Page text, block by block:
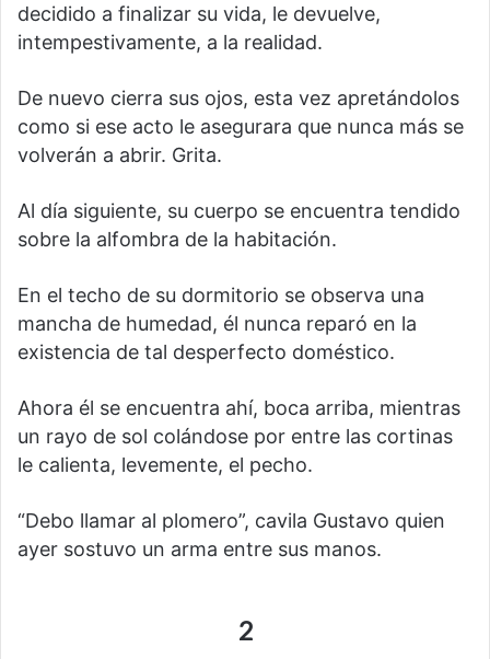
decidido a finalizar su vida, le devuelve,
intempestivamente, a la realidad.
De nuevo cierra sus ojos, esta vez apretándolos
como si ese acto le asegurara que nunca más se
volverán a abrir. Grita.
Al día siguiente, su cuerpo se encuentra tendido
sobre la alfombra de la habitación.
En el techo de su dormitorio se observa una
mancha de humedad, él nunca reparó en la
existencia de tal desperfecto doméstico.
Ahora él se encuentra ahí, boca arriba, mientras
un rayo de sol colándose por entre las cortinas
le calienta, levemente, el pecho.
“Debo llamar al plomero”, cavila Gustavo quien
ayer sostuvo un arma entre sus manos.
2